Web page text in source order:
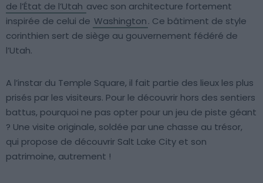
de l’État de l’Utah avec son architecture fortement
inspirée de celui de Washington. Ce bâtiment de style
corinthien sert de siège au gouvernement fédéré de
l’Utah.
A l’instar du Temple Square, il fait partie des lieux les plus
prisés par les visiteurs. Pour le découvrir hors des sentiers
battus, pourquoi ne pas opter pour un jeu de piste géant
? Une visite originale, soldée par une chasse au trésor,
qui propose de découvrir Salt Lake City et son
patrimoine, autrement !